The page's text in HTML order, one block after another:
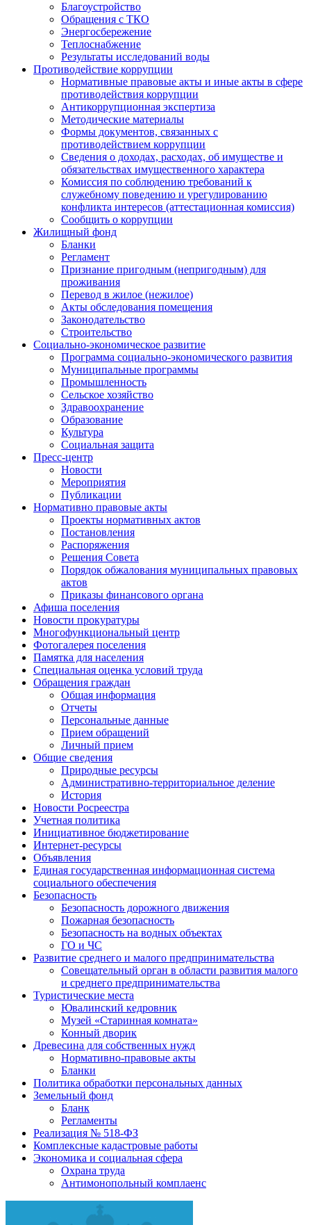
Благоустройство
Обращения с ТКО
Энергосбережение
Теплоснабжение
Результаты исследований воды
Противодействие коррупции
Нормативные правовые акты и иные акты в сфере
противодействия коррупции
Антикоррупционная экспертиза
Методические материалы
Формы документов, связанных с
противодействием коррупции
Сведения о доходах, расходах, об имуществе и
обязательствах имущественного характера
Комиссия по соблюдению требований к
служебному поведению и урегулированию
конфликта интересов (аттестационная комиссия)
Сообщить о коррупции
Жилищный фонд
Бланки
Регламент
Признание пригодным (непригодным) для
проживания
Перевод в жилое (нежилое)
Акты обследования помещения
Законодательство
Строительство
Социально-экономическое развитие
Программа социально-экономического развития
Муниципальные программы
Промышленность
Сельское хозяйство
Здравоохранение
Образование
Культура
Социальная защита
Пресс-центр
Новости
Мероприятия
Публикации
Нормативно правовые акты
Проекты нормативных актов
Постановления
Распоряжения
Решения Совета
Порядок обжалования муниципальных правовых
актов
Приказы финансового органа
Афиша поселения
Новости прокуратуры
Многофункциональный центр
Фотогалерея поселения
Памятка для населения
Специальная оценка условий труда
Обращения граждан
Общая информация
Отчеты
Персональные данные
Прием обращений
Личный прием
Общие сведения
Природные ресурсы
Административно-территориальное деление
История
Новости Росреестра
Учетная политика
Инициативное бюджетирование
Интернет-ресурсы
Объявления
Единая государственная информационная система
социального обеспечения
Безопасность
Безопасность дорожного движения
Пожарная безопасность
Безопасность на водных объектах
ГО и ЧС
Развитие среднего и малого предпринимательства
Совещательный орган в области развития малого
и среднего предпринимательства
Туристические места
Ювалинский кедровник
Музей «Старинная комната»
Конный дворик
Древесина для собственных нужд
Нормативно-правовые акты
Бланки
Политика обработки персональных данных
Земельный фонд
Бланк
Регламенты
Реализация № 518-ФЗ
Комплексные кадастровые работы
Экономика и социальная сфера
Охрана труда
Антимонопольный комплаенс